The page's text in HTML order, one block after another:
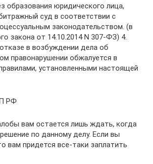
образования юридического лица,
суд в соответствии с
законодательством. (в
закона от 14.10.2014 N 307-ФЗ) 4.
в возбуждении дела об
правонарушении обжалуется в
установленными настоящей
РФ
вам остается лишь ждать, когда
по данному делу. Если вы
вам придется все-таки заплатить